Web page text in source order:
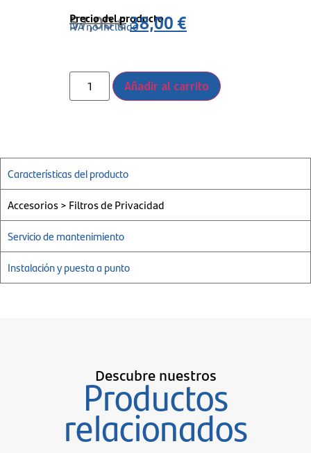
Precio del producto
57,00€38,00€
IVA no incluido
Añadir al carrito
Características del producto
Accesorios > Filtros de Privacidad
Servicio de mantenimiento
Instalación y puesta a punto
Descubre nuestros
Productos
relacionados